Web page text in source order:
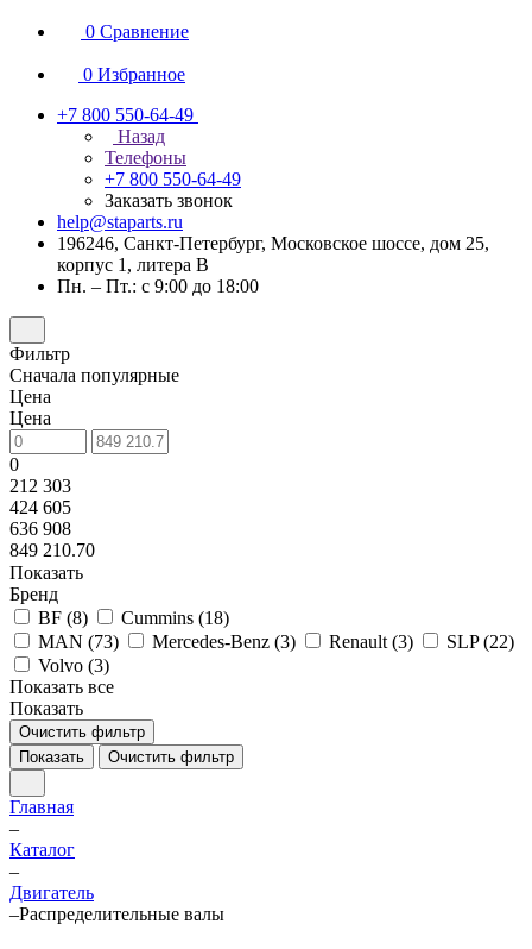
0 Сравнение
0 Избранное
+7 800 550-64-49
Назад
Телефоны
+7 800 550-64-49
Заказать звонок
help@staparts.ru
196246, Санкт-Петербург, Московское шоссе, дом 25,
корпус 1, литера В
Пн. – Пт.: с 9:00 до 18:00
Фильтр
Сначала популярные
Цена
Цена
0
212 303
424 605
636 908
849 210.70
Показать
Бренд
BF (8) Cummins (18)
MAN (73) Mercedes-Benz (3) Renault (3) SLP (22)
Volvo (3)
Показать все
Показать
Очистить фильтр
Показать
Очистить фильтр
Главная
–
Каталог
–
Двигатель
–Распределительные валы